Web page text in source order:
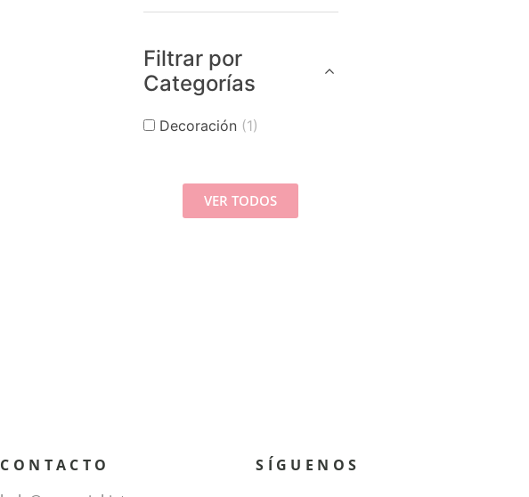
Filtrar por
Categorías
Decoración (1)
VER TODOS
CONTACTO
SÍGUENOS